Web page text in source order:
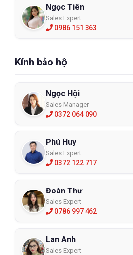
Ngọc Tiên
Sales Expert
0986 151 363
Kính bảo hộ
Ngọc Hội
Sales Manager
0372 064 090
Phú Huy
Sales Expert
0372 122 717
Đoàn Thư
Sales Expert
0786 997 462
Lan Anh
Sales Expert